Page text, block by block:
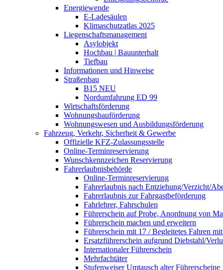
Energiewende
E-Ladesäulen
Klimaschutzatlas 2025
Liegenschaftsmanagement
Asylobjekt
Hochbau | Bauunterhalt
Tiefbau
Informationen und Hinweise
Straßenbau
B15 NEU
Nordumfahrung ED 99
Wirtschaftsförderung
Wohnungsbauförderung
Wohnungswesen und Ausbildungsförderung
Fahrzeug, Verkehr, Sicherheit & Gewerbe
Offizielle KFZ-Zulassungsstelle
Online-Terminreservierung
Wunschkennzeichen Reservierung
Fahrerlaubnisbehörde
Online-Terminreservierung
Fahrerlaubnis nach Entziehung/Verzicht/
Fahrerlaubnis zur Fahrgastbeförderung
Fahrlehrer, Fahrschulen
Führerschein auf Probe, Anordnung von
Führerschein machen und erweitern
Führerschein mit 17 / Begleitetes Fahren
Ersatzführerschein aufgrund Diebstahl/
Internationaler Führerschein
Mehrfachtäter
Stufenweiser Umtausch alter Führerscheine